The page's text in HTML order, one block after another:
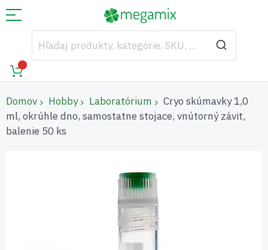
Domov Hobby Laboratórium
Cryo skúmavky 1,0
ml, okrúhle dno, samostatne stojace, vnútorný závit,
balenie 50 ks